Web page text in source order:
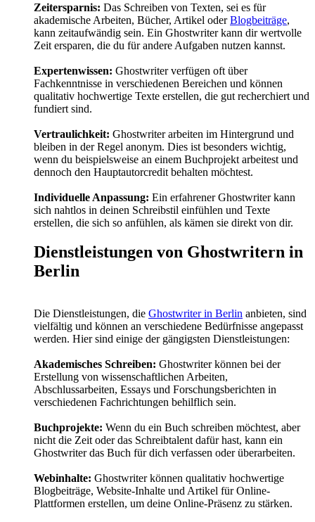
Zeitersparnis: Das Schreiben von Texten, sei es für
akademische Arbeiten, Bücher, Artikel oderBlogbeiträge,
kann zeitaufwändig sein. Ein Ghostwriter kann dir wertvolle
Zeit ersparen, die du für andere Aufgaben nutzen kannst.
Expertenwissen: Ghostwriter verfügen oft über
Fachkenntnisse in verschiedenen Bereichen und können
qualitativ hochwertige Texte erstellen, die gut recherchiert und
fundiert sind.
Vertraulichkeit: Ghostwriter arbeiten im Hintergrund und
bleiben in der Regel anonym. Dies ist besonders wichtig,
wenn du beispielsweise an einem Buchprojekt arbeitest und
dennoch den Hauptautorcredit behalten möchtest.
Individuelle Anpassung: Ein erfahrener Ghostwriter kann
sich nahtlos in deinen Schreibstil einfühlen und Texte
erstellen, die sich so anfühlen, als kämen sie direkt von dir.
Dienstleistungen von Ghostwritern in
Berlin
Die Dienstleistungen, die Ghostwriter in Berlin anbieten, sind
vielfältig und können an verschiedene Bedürfnisse angepasst
werden. Hier sind einige der gängigsten Dienstleistungen:
Akademisches Schreiben: Ghostwriter können bei der
Erstellung von wissenschaftlichen Arbeiten,
Abschlussarbeiten, Essays und Forschungsberichten in
verschiedenen Fachrichtungen behilflich sein.
Buchprojekte: Wenn du ein Buch schreiben möchtest, aber
nicht die Zeit oder das Schreibtalent dafür hast, kann ein
Ghostwriter das Buch für dich verfassen oder überarbeiten.
Webinhalte: Ghostwriter können qualitativ hochwertige
Blogbeiträge, Website-Inhalte und Artikel für Online-
Plattformen erstellen, um deine Online-Präsenz zu stärken.